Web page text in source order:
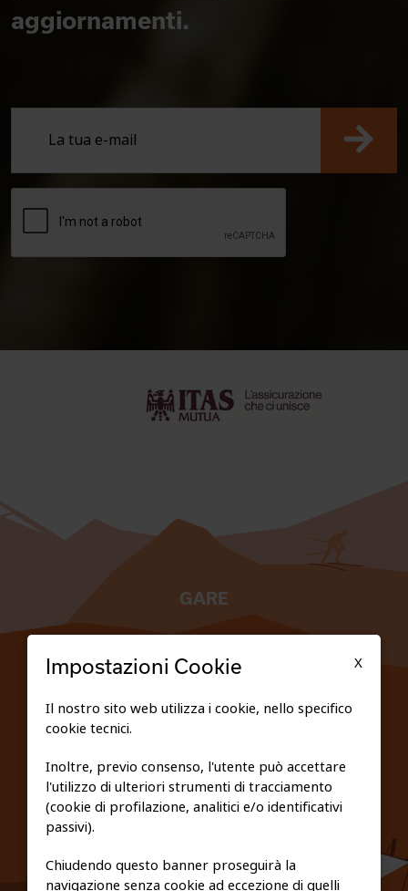
aggiornamenti.
GARE
PRIVACY E COOKIE POLICY
X
Impostazioni Cookie
Il nostro sito web utilizza i cookie, nello specifico
cookie tecnici.
Inoltre, previo consenso, l'utente può accettare
l'utilizzo di ulteriori strumenti di tracciamento
(cookie di profilazione, analitici e/o identificativi
passivi).
Chiudendo questo banner proseguirà la
navigazione senza cookie ad eccezione di quelli